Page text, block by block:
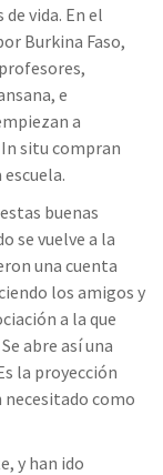
vida. En el
Burkina Faso,
e
a
In situ compran
buenas
se vuelve a la
una cuenta
los amigos y
a la que
abre así una
la proyección
necesitado como
y han ido